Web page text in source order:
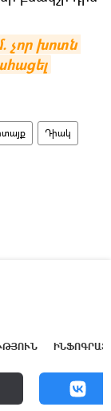
չոր խոտն
Դիակ